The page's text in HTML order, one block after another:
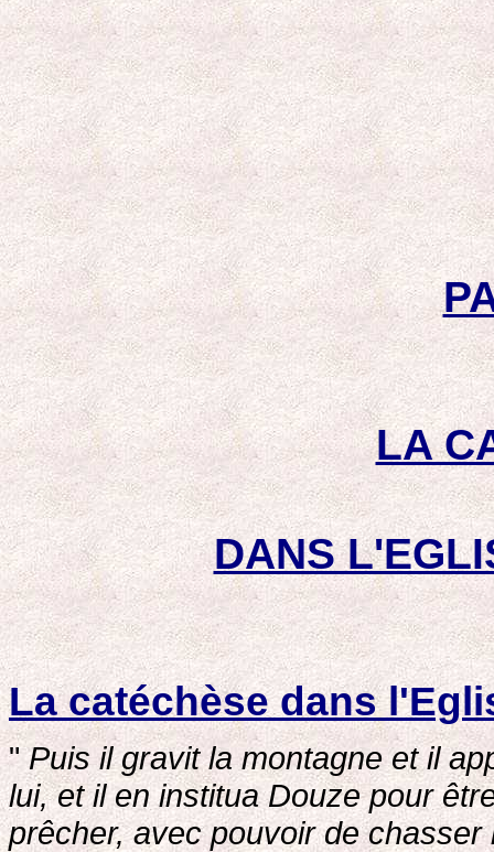
LA
DANS
La catéchèse dans
"Puis il gravit la montagne et il
lui, et il en institua Douze pour
prêcher, avec pouvoir de chasser